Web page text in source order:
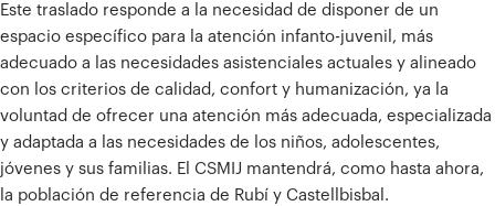
Este traslado responde a la necesidad de disponer de un
espacio específico para la atención infanto-juvenil, más
adecuado a las necesidades asistenciales actuales y alineado
con los criterios de calidad, confort y humanización, ya la
voluntad de ofrecer una atención más adecuada, especializada
y adaptada a las necesidades de los niños, adolescentes,
jóvenes y sus familias. El CSMIJ mantendrá, como hasta ahora,
la población de referencia de Rubí y Castellbisbal.